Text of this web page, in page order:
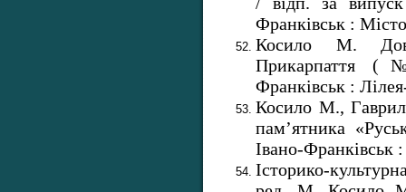
Франківськ :
Косило М.
Прикарпаття
Франківськ :
Косило М.,
пам’ятника
Івано-Франківськ
Історико-